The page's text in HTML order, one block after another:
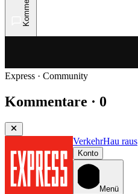
Express · Community
Kommentare · 0
VerkehrHau raus
Konto
Menü